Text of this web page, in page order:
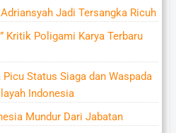
Jadi Tersangka Ricuh
Kritik Poligami Karya Terbaru
Status Siaga dan Waspada
Indonesia
Mundur Dari Jabatan